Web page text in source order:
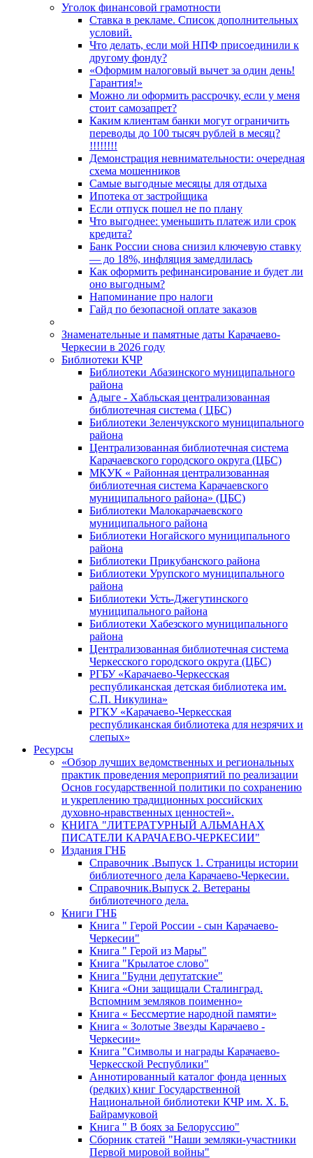
Уголок финансовой грамотности
Ставка в рекламе. Список дополнительных
условий.
Что делать, если мой НПФ присоединили к
другому фонду?
«Оформим налоговый вычет за один день!
Гарантия!»
Можно ли оформить рассрочку, если у меня
стоит самозапрет?
Каким клиентам банки могут ограничить
переводы до 100 тысяч рублей в месяц?
!!!!!!!!
Демонстрация невнимательности: очередная
схема мошенников
Самые выгодные месяцы для отдыха
Ипотека от застройщика
Если отпуск пошел не по плану
Что выгоднее: уменьшить платеж или срок
кредита?
Банк России снова снизил ключевую ставку
— до 18%, инфляция замедлилась
Как оформить рефинансирование и будет ли
оно выгодным?
Напоминание про налоги
Гайд по безопасной оплате заказов
Знаменательные и памятные даты Карачаево-
Черкесии в 2026 году
Библиотеки КЧР
Библиотеки Абазинского муниципального
района
Адыге - Хабльская централизованная
библиотечная система ( ЦБС)
Библиотеки Зеленчукского муниципального
района
Централизованная библиотечная система
Карачаевского городского округа (ЦБС)
МКУК « Районная централизованная
библиотечная система Карачаевского
муниципального района» (ЦБС)
Библиотеки Малокарачаевского
муниципального района
Библиотеки Ногайского муниципального
района
Библиотеки Прикубанского района
Библиотеки Урупского муниципального
района
Библиотеки Усть-Джегутинского
муниципального района
Библиотеки Хабезского муниципального
района
Централизованная библиотечная система
Черкесского городского округа (ЦБС)
РГБУ «Карачаево-Черкесская
республиканская детская библиотека им.
С.П. Никулина»
РГКУ «Карачаево-Черкесская
республиканская библиотека для незрячих и
слепых»
Ресурсы
«Обзор лучших ведомственных и региональных
практик проведения мероприятий по реализации
Основ государственной политики по сохранению
и укреплению традиционных российских
духовно-нравственных ценностей».
КНИГА "ЛИТЕРАТУРНЫЙ АЛЬМАНАХ
ПИСАТЕЛИ КАРАЧАЕВО-ЧЕРКЕСИИ"
Издания ГНБ
Справочник .Выпуск 1. Страницы истории
библиотечного дела Карачаево-Черкесии.
Справочник.Выпуск 2. Ветераны
библиотечного дела.
Книги ГНБ
Книга " Герой России - сын Карачаево-
Черкесии"
Книга " Герой из Мары"
Книга "Крылатое слово"
Книга "Будни депутатские"
Книга «Они защищали Сталинград.
Вспомним земляков поименно»
Книга « Бессмертие народной памяти»
Книга « Золотые Звезды Карачаево -
Черкесии»
Книга "Символы и награды Карачаево-
Черкесской Республики"
Аннотированный каталог фонда ценных
(редких) книг Государственной
Национальной библиотеки КЧР им. Х. Б.
Байрамуковой
Книга " В боях за Белоруссию"
Сборник статей "Наши земляки-участники
Первой мировой войны"